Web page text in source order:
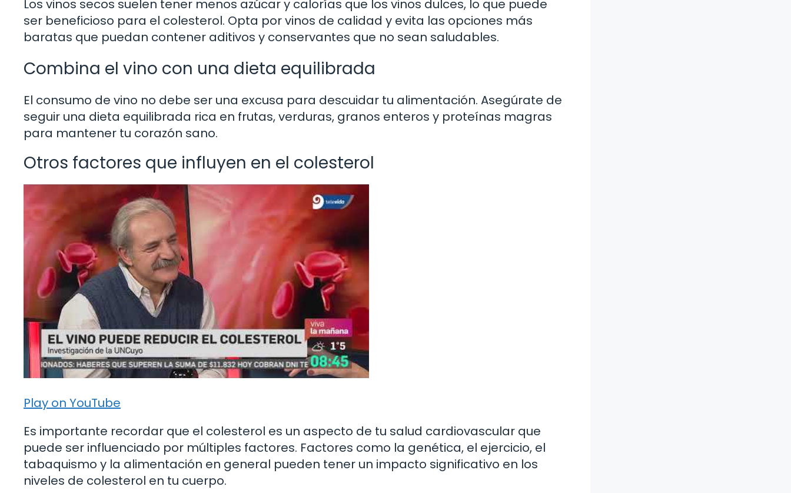
Los vinos secos suelen tener menos azúcar y calorías que los vinos dulces, lo que puede
ser beneficioso para el colesterol. Opta por vinos de calidad y evita las opciones más
baratas que puedan contener aditivos y conservantes que no sean saludables.
Combina el vino con una dieta equilibrada
El consumo de vino no debe ser una excusa para descuidar tu alimentación. Asegúrate de
seguir una dieta equilibrada rica en frutas, verduras, granos enteros y proteínas magras
para mantener tu corazón sano.
Otros factores que influyen en el colesterol
Play on YouTube
Es importante recordar que el colesterol es un aspecto de tu salud cardiovascular que
puede ser influenciado por múltiples factores. Factores como la genética, el ejercicio, el
tabaquismo y la alimentación en general pueden tener un impacto significativo en los
niveles de colesterol en tu cuerpo.